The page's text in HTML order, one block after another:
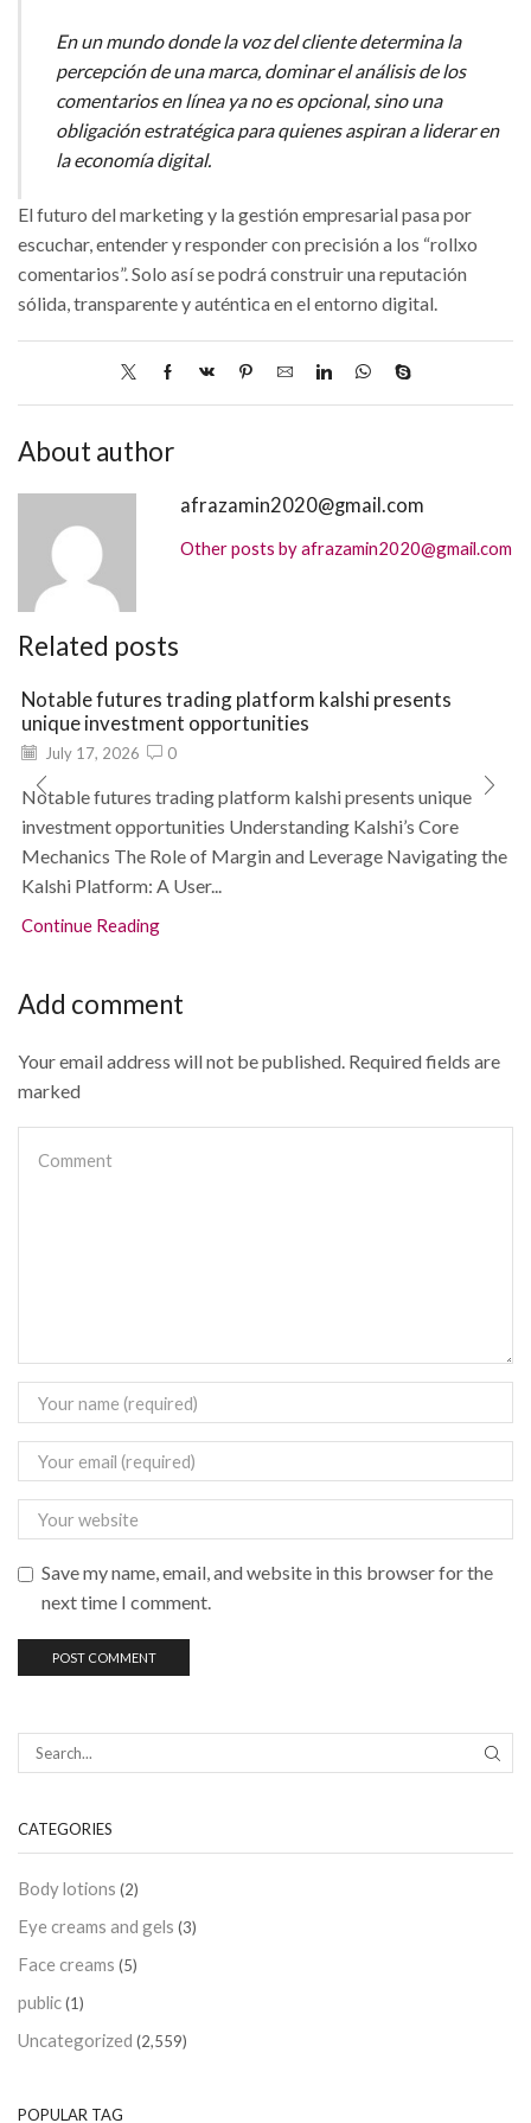
En un mundo donde la voz del cliente determina la
percepción de una marca, dominar el análisis de los
comentarios en línea ya no es opcional, sino una
obligación estratégica para quienes aspiran a liderar en
la economía digital.
El futuro del marketing y la gestión empresarial pasa por
escuchar, entender y responder con precisión a los “rollxo
comentarios”. Solo así se podrá construir una reputación
sólida, transparente y auténtica en el entorno digital.
About author
afrazamin2020@gmail.com
Other posts by afrazamin2020@gmail.com
Related posts
Notable futures trading platform kalshi presents
unique investment opportunities
July 17, 2026 0
Notable futures trading platform kalshi presents unique
investment opportunities Understanding Kalshi’s Core
Mechanics The Role of Margin and Leverage Navigating the
Kalshi Platform: A User...
Continue Reading
Add comment
Your email address will not be published. Required fields are
marked
Save my name, email, and website in this browser for the
next time I comment.
CATEGORIES
Body lotions (2)
Eye creams and gels (3)
Face creams (5)
public(1)
Uncategorized (2,559)
POPULAR TAG